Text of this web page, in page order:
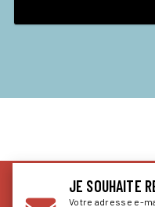
JE SOUHAITE
Votre adresse e-